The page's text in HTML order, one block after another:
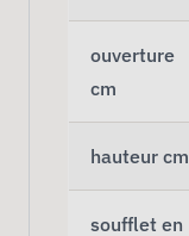
ouverture
cm
hauteur cm
soufflet en